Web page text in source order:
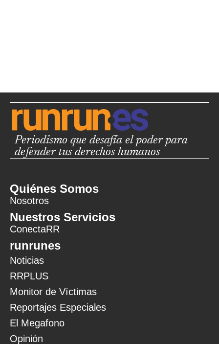
Periodismo que desafía el poder para
defender tus derechos humanos
Quiénes Somos
Nosotros
Nuestros Servicios
ConectaRR
runrunes
Noticias
RRPLUS
Monitor de Víctimas
Reportajes Especiales
El Megafono
Opinión